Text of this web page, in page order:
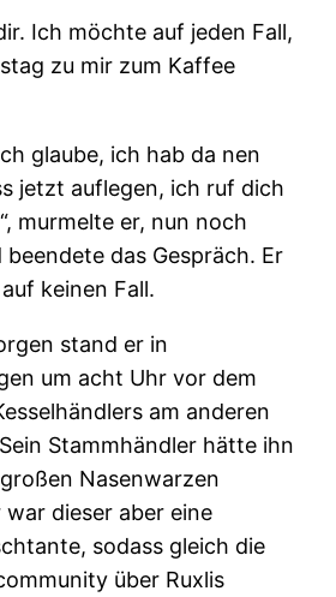
Ich möchte auf jeden Fall,
zu mir zum Kaffee
glaube, ich hab da nen
jetzt auflegen, ich ruf dich
murmelte er, nun noch
das Gespräch. Er
keinen Fall.
stand er in
um acht Uhr vor dem
am anderen
Stammhändler hätte ihn
Nasenwarzen
dieser aber eine
sodass gleich die
über Ruxlis